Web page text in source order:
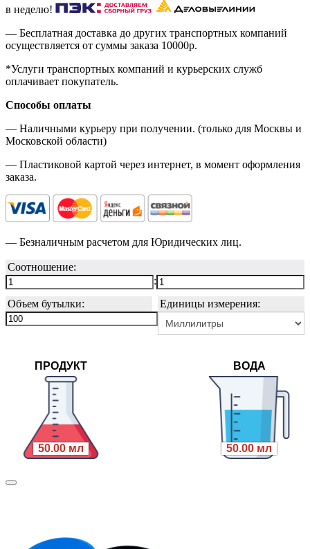
в неделю!
— Бесплатная доставка до других транспортных компаний
осуществляется от суммы заказа 10000р.
*Услуги транспортных компаний и курьерских служб
оплачивает покупатель.
Способы оплаты
— Наличными курьеру при получении. (только для Москвы и
Московской области)
— Пластиковой картой через интернет, в момент оформления
заказа.
— Безналичным расчетом для Юридических лиц.
Соотношение:
:
Объем бутылки:
Единицы измерения:
ПРОДУКТ
50.00 мл
ВОДА
50.00 мл